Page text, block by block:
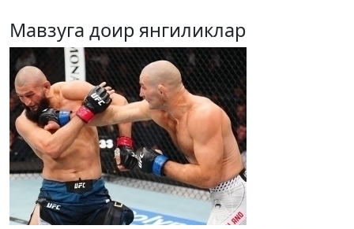
Мавзуга доир янгиликлар